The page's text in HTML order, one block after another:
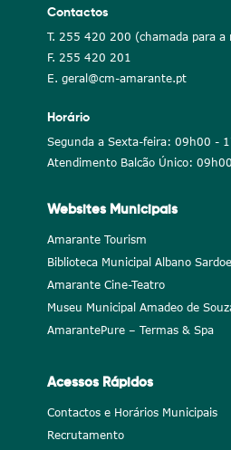
Contactos
T. 255 420 200 (chamada para a
F. 255 420 201
E. geral@cm-amarante.pt
Horário
Segunda a Sexta-feira: 09h00 -
Atendimento Balcão Único:
Websites Municipais
Amarante Tourism
Biblioteca Municipal Albano
Amarante Cine-Teatro
Museu Municipal Amadeo de
AmarantePure – Termas & Spa
Acessos Rápidos
Contactos e Horários Municipais
Recrutamento